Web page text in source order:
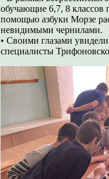
обучающие 6,7, 8 классов
помощью азбуки Морзе
невидимыми чернилами.
• Своими глазами
специалисты